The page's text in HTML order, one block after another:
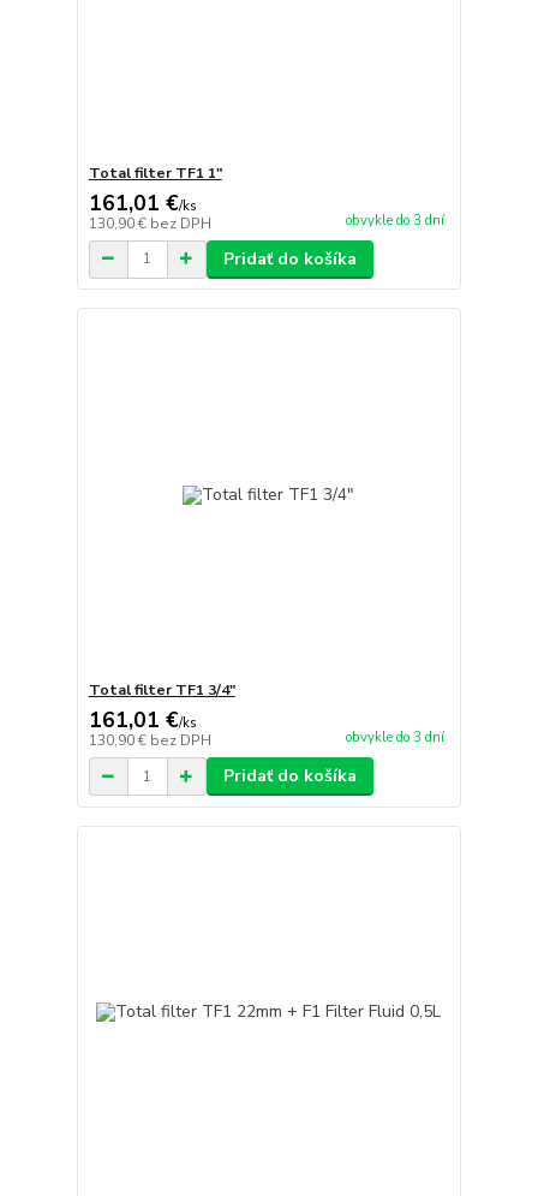
Total filter TF1 1"
161,01 €/ks
130,90 € bez DPH obvykle do 3 dní
Pridať do košíka
Total filter TF1 3/4"
161,01 €/ks
130,90 € bez DPH obvykle do 3 dní
Pridať do košíka